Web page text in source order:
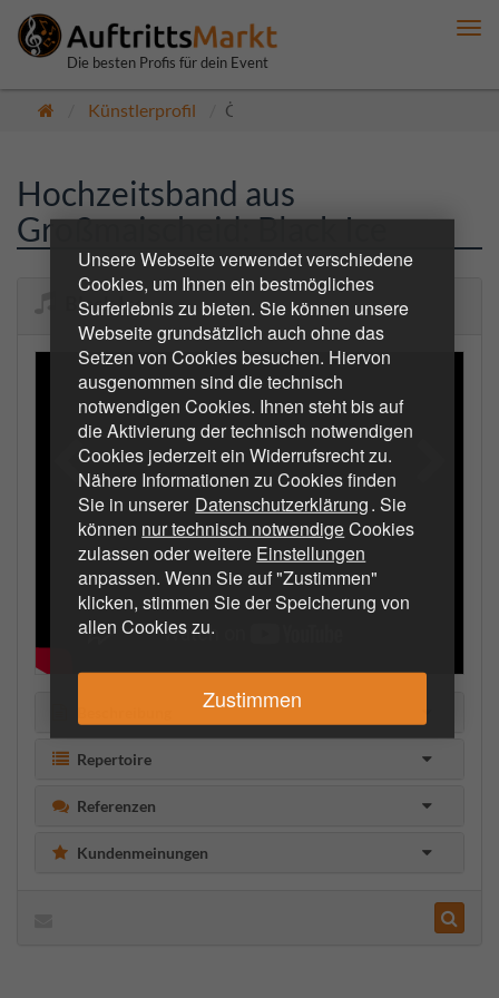
Unsere Webseite verwendet verschiedene
Cookies, um Ihnen ein bestmögliches
Surferlebnis zu bieten. Sie können unsere
Webseite grundsätzlich auch ohne das
Setzen von Cookies besuchen. Hiervon
ausgenommen sind die technisch
notwendigen Cookies. Ihnen steht bis auf
die Aktivierung der technisch notwendigen
Cookies jederzeit ein Widerrufsrecht zu.
Nähere Informationen zu Cookies finden
Sie in unserer Datenschutzerklärung. Sie
können nur technisch notwendigeCookies
zulassen oder weitere Einstellungen
anpassen. Wenn Sie auf "Zustimmen"
klicken, stimmen Sie der Speicherung von
allen Cookies zu.
Zustimmen
Die besten Profis für dein Event
Künstlerprofil Öffentlich
Hochzeitsband aus
Großmaischeid: Black Ice
Black Ice
Repertoire
Referenzen
Kundenmeinungen